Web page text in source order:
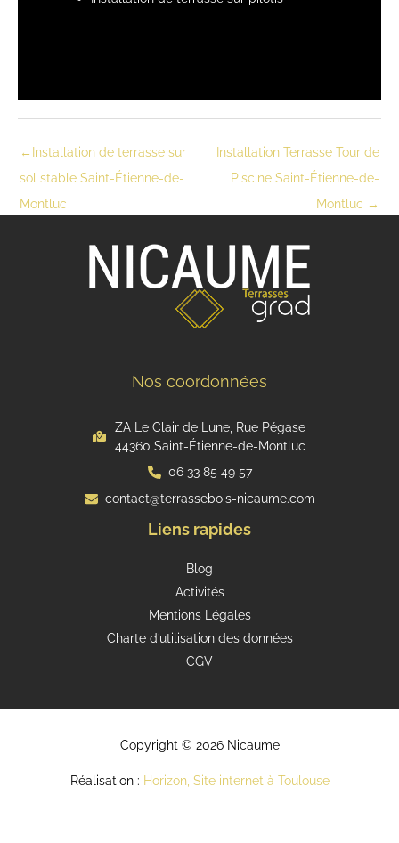
← Installation de terrasse sur
sol stable Saint-Étienne-de-
Montluc
Installation Terrasse Tour de
Piscine Saint-Étienne-de-
Montluc →
Nos coordonnées
ZA Le Clair de Lune, Rue Pégase
44360 Saint-Étienne-de-Montluc
06 33 85 49 57
contact@terrassebois-nicaume.com
Liens rapides
Blog
Activités
Mentions Légales
Charte d’utilisation des données
CGV
Copyright © 2026 Nicaume
Réalisation : Horizon, Site internet à Toulouse